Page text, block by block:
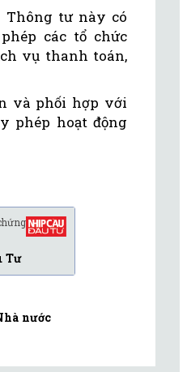
Thông tư này có
các tổ chức
vụ thanh toán,
và phối hợp với
phép hoạt động
Tư
nước